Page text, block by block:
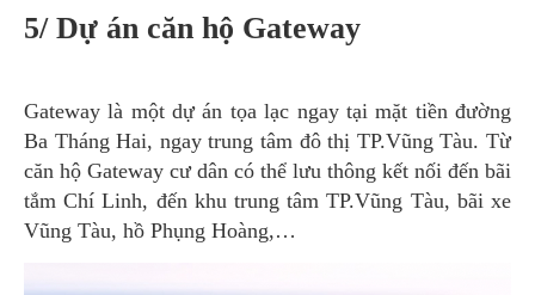
5/ Dự án căn hộ Gateway
Gateway là một dự án tọa lạc ngay tại mặt tiền đường
Ba Tháng Hai, ngay trung tâm đô thị TP.Vũng Tàu. Từ
căn hộ Gateway cư dân có thể lưu thông kết nối đến bãi
tắm Chí Linh, đến khu trung tâm TP.Vũng Tàu, bãi xe
Vũng Tàu, hồ Phụng Hoàng,…